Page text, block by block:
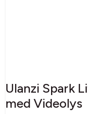
Ulanzi Spark
med Videolys